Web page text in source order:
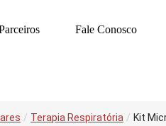
Fale Conosco
/ Terapia Respiratória / Kit